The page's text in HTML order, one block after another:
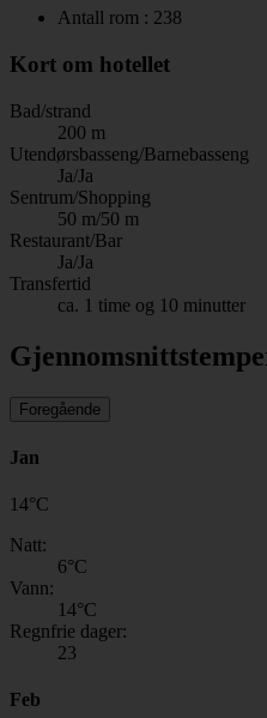
Antall rom : 238
Kort om hotellet
Bad/strand
200 m
Utendørsbasseng/Barnebasseng
Ja/Ja
Sentrum/Shopping
50 m/50 m
Restaurant/Bar
Ja/Ja
Transfertid
ca. 1 time og 10 minutter
Foregående
Jan
14°C
Natt:
6°C
Vann:
14°C
Regnfrie dager:
23
Feb